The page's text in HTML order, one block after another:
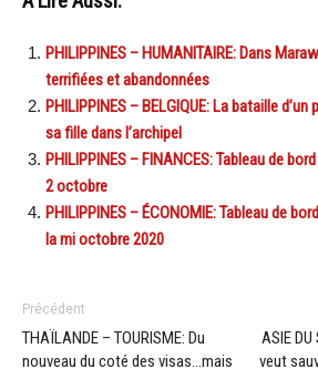
PHILIPPINES – HUMANITAIRE: Dans
terrifiées et abandonnées
PHILIPPINES – BELGIQUE: La bataille
sa fille dans l’archipel
PHILIPPINES – FINANCES: Tableau de
2 octobre
PHILIPPINES – ÉCONOMIE: Tableau de
la mi octobre 2020
Précédent
THAÏLANDE – TOURISME: Du
nouveau du coté des visas…mais
ASIE DU
veut